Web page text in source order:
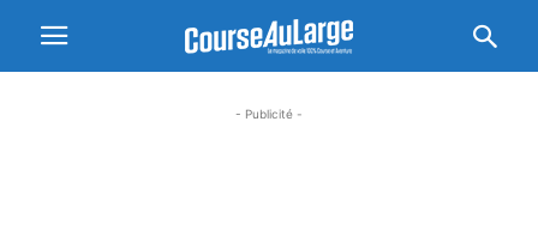
- Publicité -